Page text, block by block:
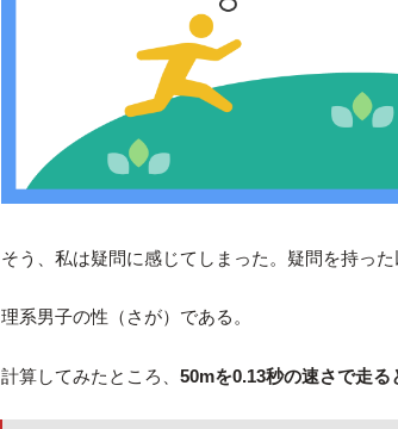
そう、私は疑問に感じてしまった。疑問を持った
理系男子の性（さが）である。
計算してみたところ、50mを0.13秒の速さで走る